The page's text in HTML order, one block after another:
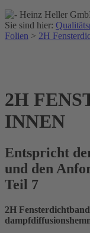
Sie sind hier:
Folien > 2H
2H
INNEN
Entspricht
und den
Teil 7
2H